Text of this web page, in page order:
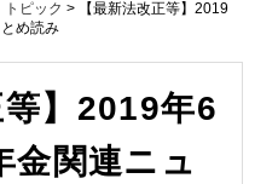
ピック > 【最新法改正等】2019
め読み
等】2019年6
金関連ニュ